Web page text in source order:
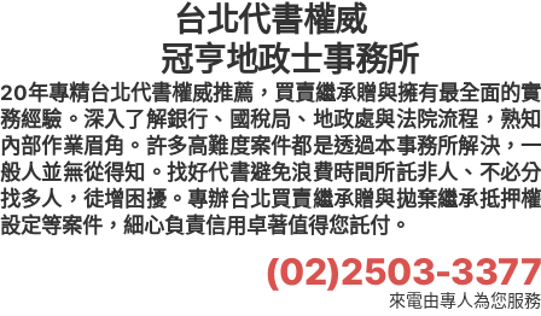
台北代書權威
冠亨地政士事務所
20年專精台北代書權威推薦，買賣繼承贈與擁有最全面的實
務經驗。深入了解銀行、國稅局、地政處與法院流程，熟知
內部作業眉角。許多高難度案件都是透過本事務所解決，一
般人並無從得知。找好代書避免浪費時間所託非人、不必分
找多人，徒增困擾。專辦台北買賣繼承贈與拋棄繼承抵押權
設定等案件，細心負責信用卓著值得您託付。
(02)2503-3377
來電由專人為您服務